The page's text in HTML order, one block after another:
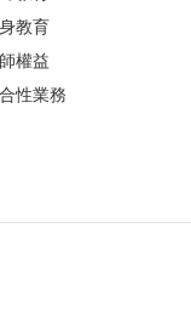
教育
權益
性業務